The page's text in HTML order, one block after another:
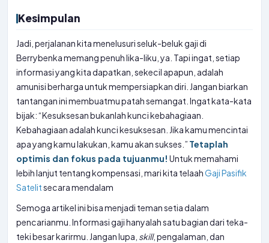
Kesimpulan
Jadi, perjalanan kita menelusuri seluk-beluk gaji di
Berrybenka memang penuh lika-liku, ya. Tapi ingat, setiap
informasi yang kita dapatkan, sekecil apapun, adalah
amunisi berharga untuk mempersiapkan diri. Jangan biarkan
tantangan ini membuatmu patah semangat. Ingat kata-kata
bijak: “Kesuksesan bukanlah kunci kebahagiaan.
Kebahagiaan adalah kunci kesuksesan. Jika kamu mencintai
apa yang kamu lakukan, kamu akan sukses.” Tetaplah
optimis dan fokus pada tujuanmu! Untuk memahami
lebih lanjut tentang kompensasi, mari kita telaahGaji Pasifik
Satelitsecara mendalam
Semoga artikel ini bisa menjadi teman setia dalam
pencarianmu. Informasi gaji hanyalah satu bagian dari teka-
teki besar karirmu. Jangan lupa, skill, pengalaman, dan